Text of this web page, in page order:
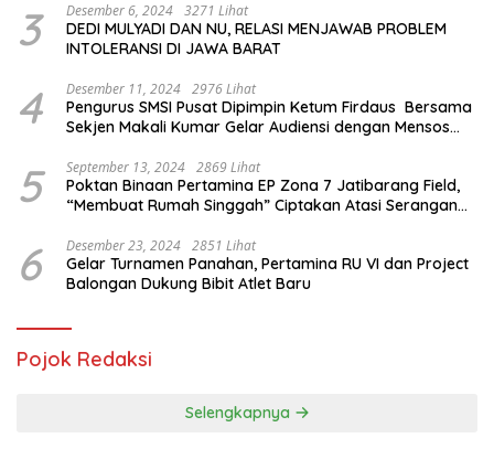
3 Desember 6, 2024 3271 Lihat
DEDI MULYADI DAN NU, RELASI MENJAWAB PROBLEM
INTOLERANSI DI JAWA BARAT
4 Desember 11, 2024 2976 Lihat
Pengurus SMSI Pusat Dipimpin Ketum Firdaus Bersama
Sekjen Makali Kumar Gelar Audiensi dengan Mensos
5 September 13, 2024 2869 Lihat
Poktan Binaan Pertamina EP Zona 7 Jatibarang Field,
“Membuat Rumah Singgah” Ciptakan Atasi Serangan
6 Desember 23, 2024 2851 Lihat
Gelar Turnamen Panahan, Pertamina RU VI dan Project
Balongan Dukung Bibit Atlet Baru
Pojok Redaksi
Selengkapnya